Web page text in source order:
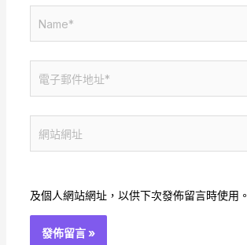
地
站
及個人網站網址，以供下次發佈留言時使用。